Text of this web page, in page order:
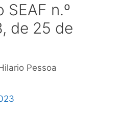
SEAF n.º
de 25 de
Pessoa